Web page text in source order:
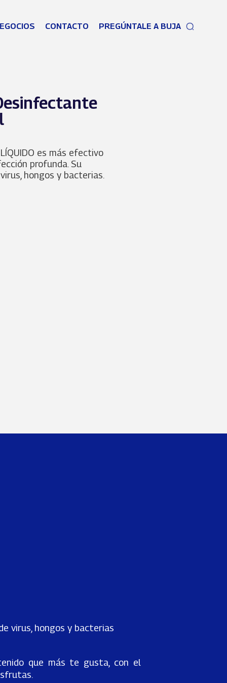
CONTACTO PREGÚNTALE A BUJA
LÍQUIDO es más efectivo
profunda. Su
hongos y bacterias.
virus, hongos y bacterias
que más te gusta, con el